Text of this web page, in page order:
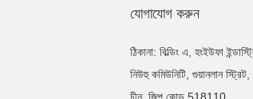
যোগাযোগ করুন
ঠিকানা: বিল্ডিং এ, হংইউফা
নিউহু কমিউনিটি, গুয়ানলান